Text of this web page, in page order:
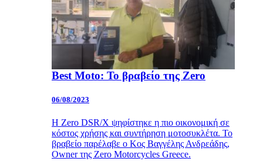
Best Moto: Το βραβείο της Zero
06/08/2023
Η Zero DSR/X ψηφίστηκε η πιο οικονομική σε
κόστος χρήσης και συντήρηση μοτοσυκλέτα. Το
βραβείο παρέλαβε ο Κος Βαγγέλης Ανδρεάδης,
Owner της Zero Motorcycles Greece.